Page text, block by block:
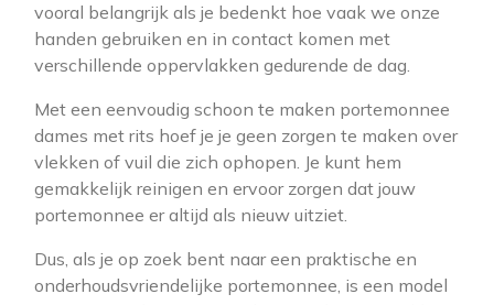
vooral belangrijk als je bedenkt hoe vaak we onze
handen gebruiken en in contact komen met
verschillende oppervlakken gedurende de dag.
Met een eenvoudig schoon te maken portemonnee
dames met rits hoef je je geen zorgen te maken over
vlekken of vuil die zich ophopen. Je kunt hem
gemakkelijk reinigen en ervoor zorgen dat jouw
portemonnee er altijd als nieuw uitziet.
Dus, als je op zoek bent naar een praktische en
onderhoudsvriendelijke portemonnee, is een model